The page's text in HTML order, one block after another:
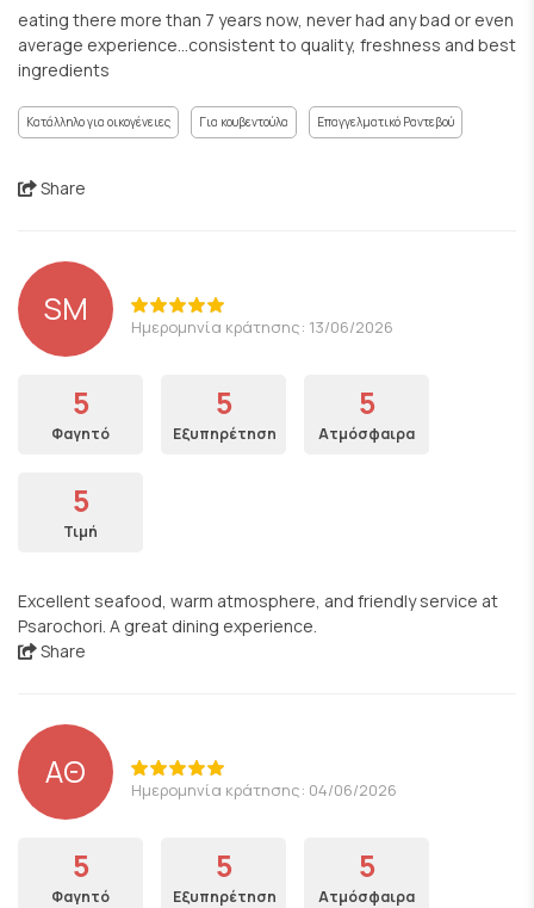
eating there more than 7 years now, never had any bad or even
average experience...consistent to quality, freshness and best
ingredients
Κατάλληλο για οικογένειες Για κουβεντούλα Επαγγελματικό Ραντεβού
Share
SM Ημερομηνία κράτησης: 13/06/2026
5
Φαγητό
5
Εξυπηρέτηση
5
Ατμόσφαιρα
5
Τιμή
Excellent seafood, warm atmosphere, and friendly service at
Psarochori. A great dining experience.
Share
ΑΘ Ημερομηνία κράτησης: 04/06/2026
5
Φαγητό
5
Εξυπηρέτηση
5
Ατμόσφαιρα